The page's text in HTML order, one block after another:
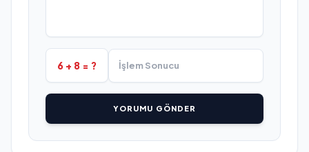
6 + 8 = ?
YORUMU GÖNDER